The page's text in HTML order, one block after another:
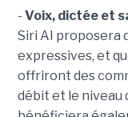
- Voix, dictée et
Siri AI proposera
expressives, et
offriront des
débit et le niveau